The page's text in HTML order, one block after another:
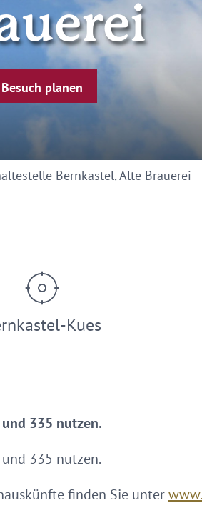
Besuch planen
Bernkastel, Alte Brauerei
Kues
335 nutzen.
335 nutzen.
finden Sie unter